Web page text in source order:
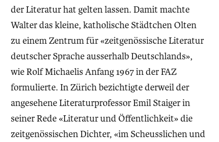
der Literatur hat gelten lassen. Damit machte
Walter das kleine, katholische Städtchen Olten
zu einem Zentrum für «zeitgenössische Literatur
deutscher Sprache ausserhalb Deutschlands»,
wie Rolf Michaelis Anfang 1967 in der FAZ
formulierte. In Zürich bezichtigte derweil der
angesehene Literaturprofessor Emil Staiger in
seiner Rede «Literatur und Öffentlichkeit» die
zeitgenössischen Dichter, «im Scheusslichen und